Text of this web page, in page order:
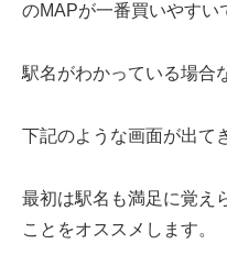
のMAPが一番買いやすい
駅名がわかっている場合
下記のような画面が出て
最初は駅名も満足に覚え
ことをオススメします。